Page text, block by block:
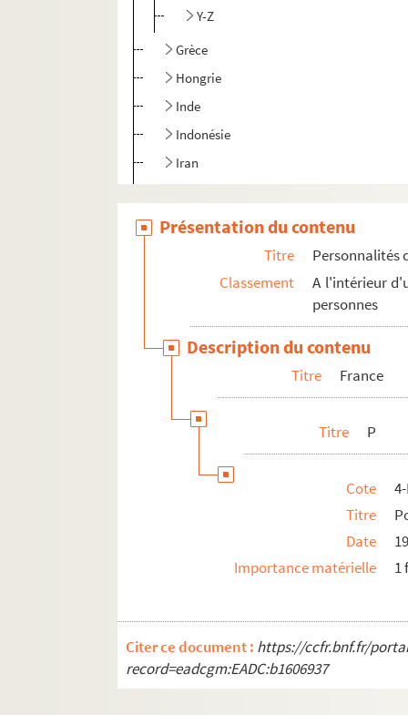
Y-Z
Grèce
Hongrie
Inde
Indonésie
Iran
Islande
Lituanie
Maroc
Norvège
Pakistan
Roumanie
Royaume-Uni
Présentation du contenu
Titre
Personnalités
Classement
A l'intérieur
personnes
Description du contenu
Titre France
Titre P
Cote
Titre
Date
Importance matérielle
1
Citer ce document : https://ccfr.bnf.fr/
record=eadcgm:EADC:b1606937